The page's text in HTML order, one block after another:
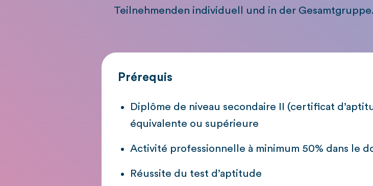
Teilnehmenden individuell und in der Gesamtgruppe.
Prérequis
Diplôme de niveau secondaire II (certificat
équivalente ou supérieure
Activité professionnelle à minimum 50% dans le
Réussite du test d’aptitude